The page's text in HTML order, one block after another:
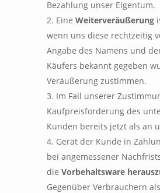
Bezahlung unser Eigentum.
Eine Weiterveräußerung
wenn uns diese rechtzeitig
Angabe des Namens und
Käufers bekannt gegeben
Veräußerung zustimmen.
Im Fall unserer
Kaufpreisforderung des
Kunden bereits jetzt als an
Gerät der Kunde in
bei angemessener
die Vorbehaltsware
Gegenüber Verbrauchern